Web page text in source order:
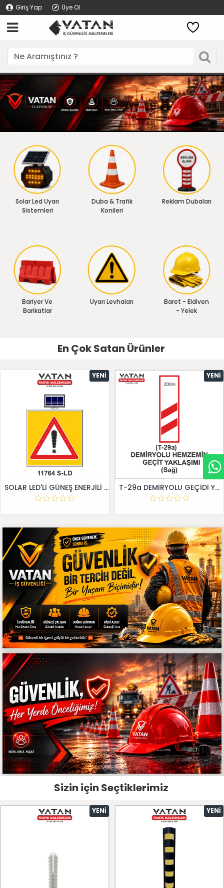
Giriş Yap Üye Ol
Solar Led Uyarı
Sistemleri
Duba & Trafik
Konileri
Reklam Dubaları
Bariyer Ve
Barikatlar
Uyarı Levhaları
Baret - Eldiven
- Yelek
En Çok Satan Ürünler
YENI
SOLAR LED'Lİ GÜNEŞ ENERJİLİ LEVHA
YENI
T-29a DEMİRYOLU GEÇİDİ YAKLAŞIM LEVHALARI (Sağ)
Sizin için Seçtiklerimiz
YENI YENI